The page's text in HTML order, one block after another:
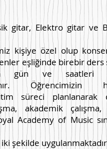
Elektro gitar ve
kişiye özel olup
eşliğinde birebir ders
gün ve saatleri
Öğrencimizin
süreci planlanarak
akademik
Academy of Music
şekilde